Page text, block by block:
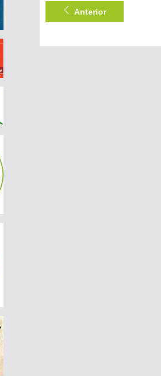
Anterior